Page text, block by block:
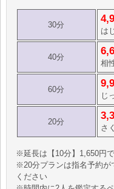
30分
は
40分
相
60分
じ
20分
さ
※延長は【10分】1,650円
※20分プランは指名予約が
ください